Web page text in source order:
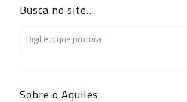
Busca no site…
Sobre o Aquiles